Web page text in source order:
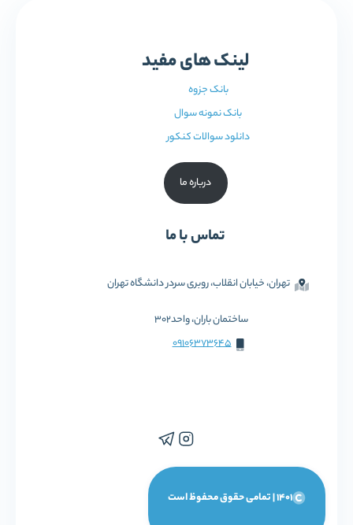
لینک های مفید
بانک جزوه
بانک نمونه سوال
دانلود سوالات کنکور
درباره ما
تماس با ما
تهران، خیابان انقلاب، روبری سردر دانشگاه تهران
ساختمان باران، واحد302
09106373645
1401 | تمامی حقوق محفوظ است